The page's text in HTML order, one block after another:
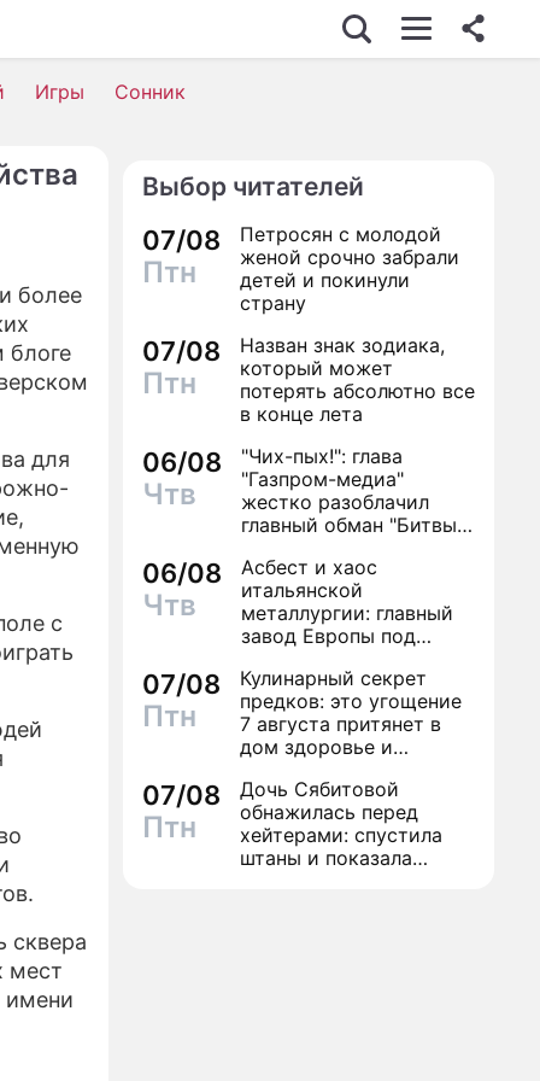
Игры Сонник
более
блоге
для
с
сквера
мест
имени
Выбор читателей
07/08
Птн
Петросян с молодой
женой срочно забрали
детей и покинули
страну
07/08
Птн
Назван знак зодиака,
который может
потерять абсолютно все
в конце лета
06/08
Чтв
"Чих-пых!": глава
"Газпром-медиа"
жестко разоблачил
главный обман "Битвы
06/08
Чтв
Асбест и хаос
итальянской
металлургии: главный
завод Европы под
евробюрократии
07/08
Птн
Кулинарный секрет
предков: это угощение
7 августа притянет в
дом здоровье и
07/08
Птн
Дочь Сябитовой
обнажилась перед
хейтерами: спустила
штаны и показала